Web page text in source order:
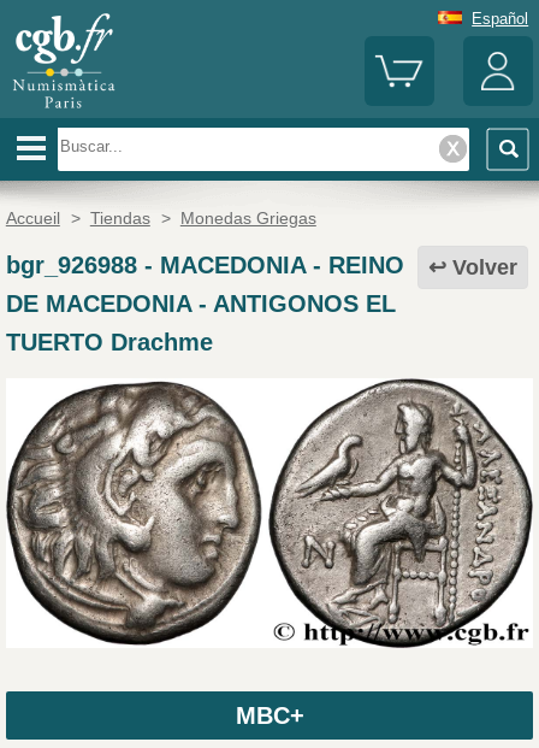
Español
Accueil > Tiendas > Monedas Griegas
Volver
bgr_926988- MACEDONIA - REINO
DE MACEDONIA - ANTIGONOS EL
TUERTO Drachme
MBC+